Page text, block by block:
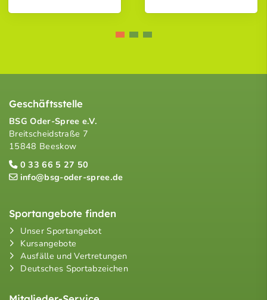
Geschäftsstelle
BSG Oder-Spree e.V.
Breitscheidstraße 7
15848 Beeskow
0 33 66 5 27 50
info@bsg-oder-spree.de
Sportangebote finden
Unser Sportangebot
Kursangebote
Ausfälle und Vertretungen
Deutsches Sportabzeichen